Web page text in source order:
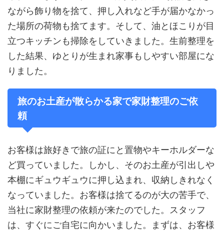
ながら飾り物を捨て、押し入れなど手が届かなかっ
た場所の荷物も捨てます。そして、油とほこりが目
立つキッチンも掃除をしていきました。生前整理を
した結果、ゆとりが生まれ家事もしやすい部屋にな
りました。
旅のお土産が散らかる家で家財整理のご依
頼
お客様は旅好きで旅の証にと置物やキーホルダーな
ど買っていました。しかし、そのお土産が引出しや
本棚にギュウギュウに押し込まれ、収納しきれなく
なっていました。お客様は捨てるのが大の苦手で、
当社に家財整理の依頼が来たのでした。スタッフ
は、すぐにご自宅に向かいました。まずは、お客様